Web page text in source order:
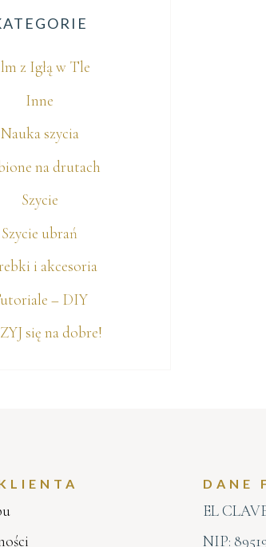
z Igłą w Tle
Inne
Nauka szycia
na drutach
Szycie
Szycie ubrań
i akcesoria
– DIY
się na dobre!
DANE
EL
NIP: